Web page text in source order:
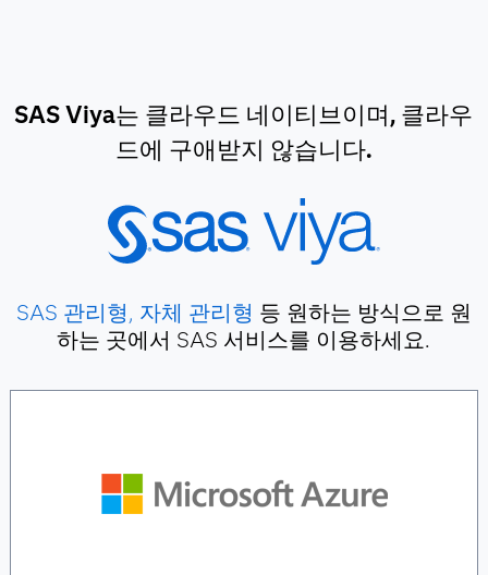
SAS Viya는 클라우드 네이티브이며, 클라우
드에 구애받지 않습니다.
SAS 관리형, 자체 관리형 등 원하는 방식으로 원
하는 곳에서 SAS 서비스를 이용하세요.